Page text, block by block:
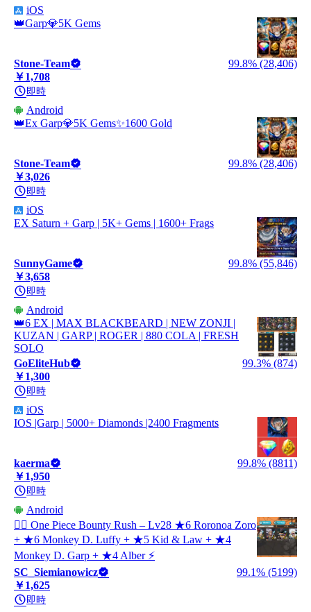
iOS
👑Garp💎5K Gems
Stone-Team
99.8% (28,406)
￥1,708
即時
Android
👑Ex Garp💎5K Gems✨1600 Gold
Stone-Team
99.8% (28,406)
￥3,026
即時
iOS
EX Saturn + Garp | 5K+ Gems | 1600+ Frags
SunnyGame
99.8% (55,846)
￥3,658
即時
Android
👑6 EX | MAX BLACKBEARD | NEW ZONJI |
KUZAN | GARP | ROGER | 880 COLA | FRESH
SOLO
GoEliteHub
99.3% (874)
￥1,300
即時
iOS
IOS |Garp | 5000+ Diamonds |2400 Fragments
kaerma
99.8% (8811)
￥1,950
即時
Android
🏴‍☠️ One Piece Bounty Rush – Lv28 ★6 Roronoa Zoro
+ ★6 Monkey D. Luffy + ★5 Kid & Law + ★4
Monkey D. Garp + ★4 Alber ⚡
SC_Siemianowicz
99.1% (5199)
￥1,625
即時